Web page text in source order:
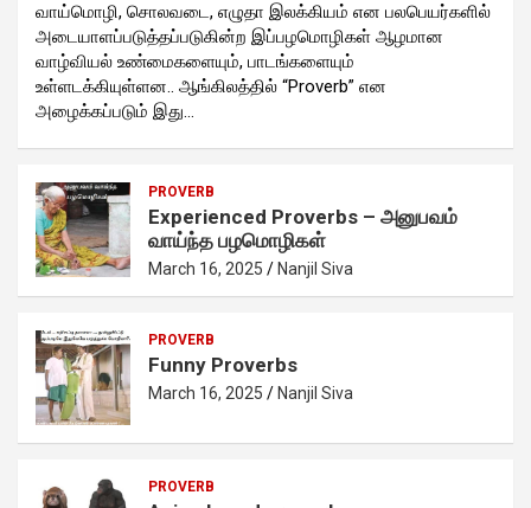
வாய்மொழி, சொலவடை, எழுதா இலக்கியம் என பலபெயர்களில்
அடையாளப்படுத்தப்படுகின்ற இப்பழமொழிகள் ஆழமான
வாழ்வியல் உண்மைகளையும், பாடங்களையும்
உள்ளடக்கியுள்ளன.. ஆங்கிலத்தில் “Proverb” என
அழைக்கப்படும் இது…
PROVERB
Experienced Proverbs – அனுபவம்
வாய்ந்த பழமொழிகள்
March 16, 2025 Nanjil Siva
PROVERB
Funny Proverbs
March 16, 2025 Nanjil Siva
PROVERB